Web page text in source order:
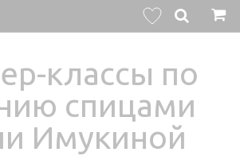
классы по
спицами
Имукиной